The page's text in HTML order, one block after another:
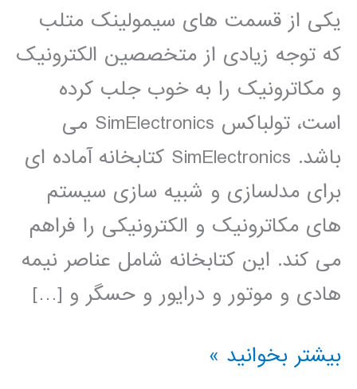
یکی از قسمت های سیمولینک متلب
که توجه زیادی از متخصصین الکترونیک
و مکاترونیک را به خوب جلب کرده
است، تولباکس SimElectronics می
باشد. SimElectronics کتابخانه آماده ای
برای مدلسازی و شبیه سازی سیستم
های مکاترونیک و الکترونیکی را فراهم
می کند. این کتابخانه شامل عناصر نیمه
هادی و موتور و درایور و حسگر و […]
فیلم
بیشتر بخوانید »